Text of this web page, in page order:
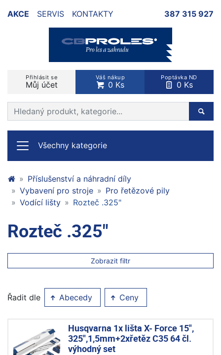
AKCE SERVIS KONTAKTY 387 315 927
Přihlásit se
Můj účet
Váš nákup
0 Ks
Poptávka ND
0 Ks
Prohledat web
Všechny kategorie
Příslušenství a náhradní díly
Vybavení pro stroje
Pro řetězové pily
Vodící lišty
Rozteč .325"
Rozteč .325"
Zobrazit filtr
Řadit dle Abecedy Ceny
Husqvarna 1x lišta X- Force 15",
325",1,5mm+2xřetěz C35 64 čl.
výhodný set